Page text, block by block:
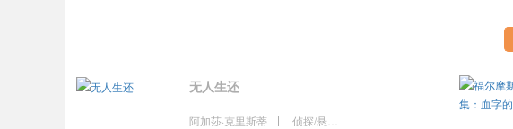
无人生还
阿加莎·克里斯蒂